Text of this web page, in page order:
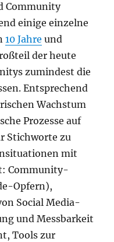
Community
einige einzelne
10 Jahre und
der heute
zumindest die
Entsprechend
Wachstum
Prozesse auf
Stichworte zu
mit
Community-
Opfern),
Social Media-
und Messbarkeit
Tools zur